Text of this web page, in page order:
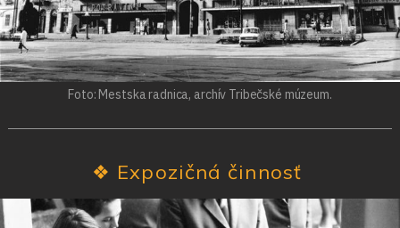
Foto: Mestska radnica, archív Tribečské múzeum.
❖ Expozičná činnosť